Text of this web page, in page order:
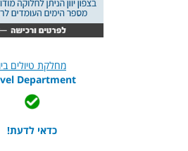
מחלקת טיולים
Department
כדאי לדעת!